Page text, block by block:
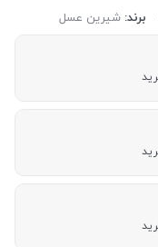
برند: شیرین عسل